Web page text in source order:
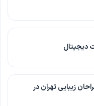
دیجیتال
زیبایی تهران در